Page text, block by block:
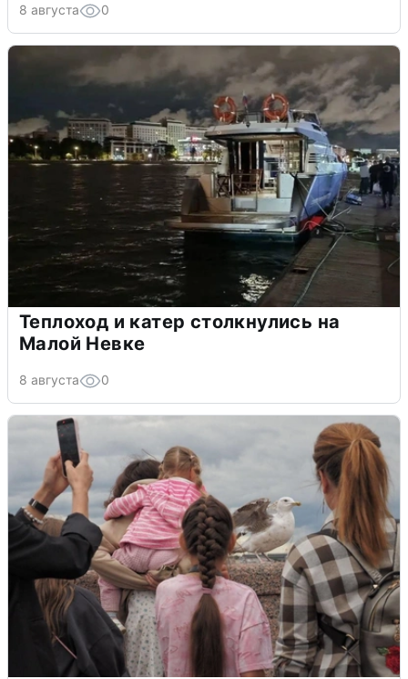
8 августа 0
Теплоход и катер столкнулись на
Малой Невке
8 августа 0